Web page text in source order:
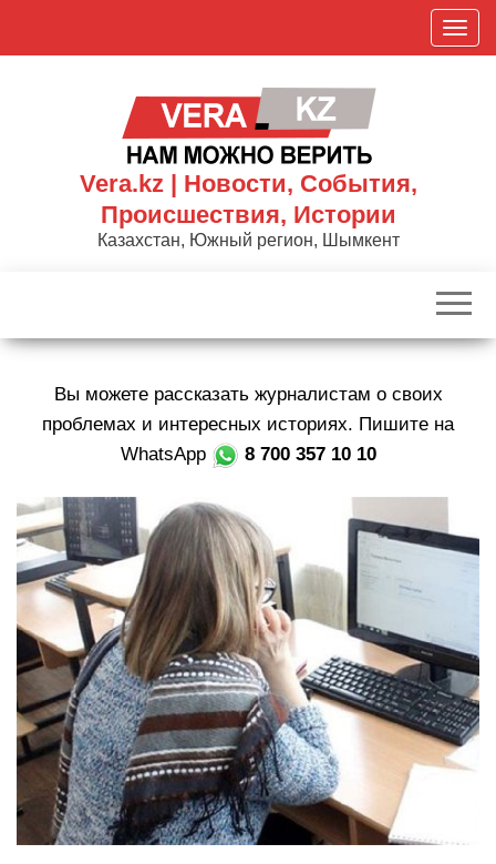
П
о
к
р
и
и
ю
Vera.kz | Новости, События,
Происшествия, Истории
Казахстан, Южный регион, Шымкент
Вы можете рассказать журналистам о своих
проблемах и интересных историях. Пишите на
WhatsApp
8 700 357 10 10